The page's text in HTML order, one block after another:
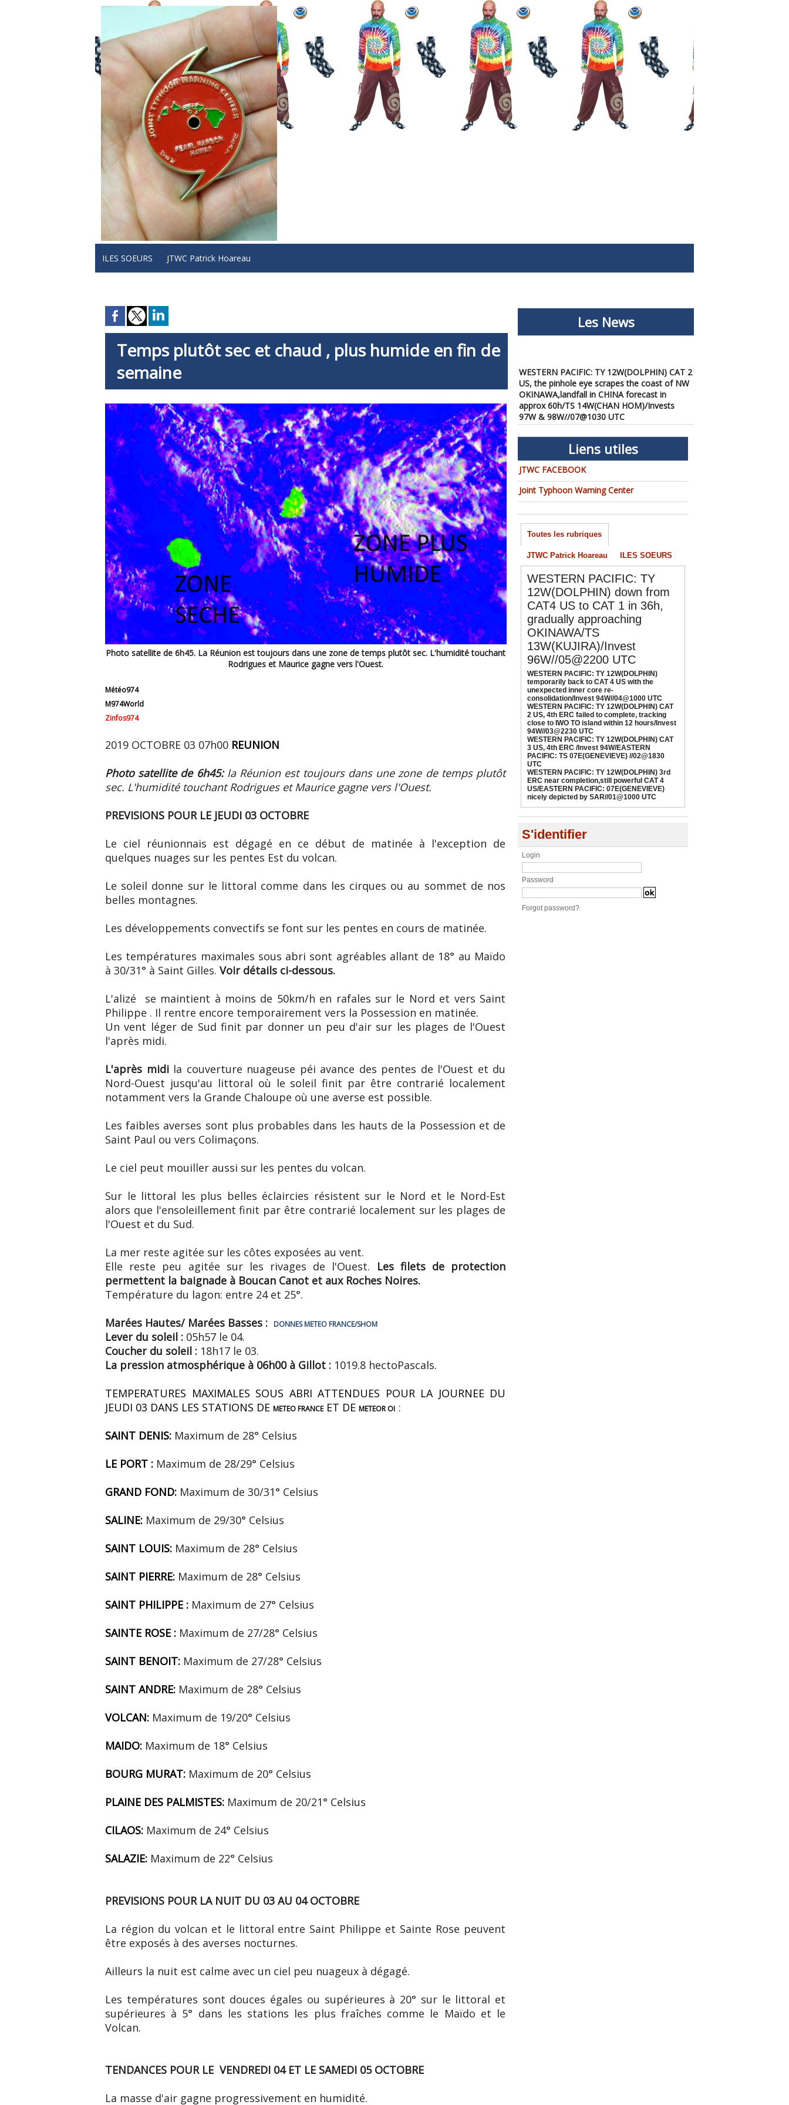
ILES SOEURS JTWC Patrick Hoareau
Temps plutôt sec et chaud , plus humide en fin de
semaine
Photo satellite de 6h45. La Réunion est toujours dans une zone de temps plutôt sec. L'humidité touchant
Rodrigues et Maurice gagne vers l'Ouest.
Météo974
M974World
Zinfos974
2019 OCTOBRE 03 07h00 REUNION
Photo satellite de 6h45: la Réunion est toujours dans une zone de temps plutôt
sec. L'humidité touchant Rodrigues et Maurice gagne vers l'Ouest.
PREVISIONS POUR LE JEUDI 03 OCTOBRE
Le ciel réunionnais est dégagé en ce début de matinée à l'exception de
quelques nuages sur les pentes Est du volcan.
Le soleil donne sur le littoral comme dans les cirques ou au sommet de nos
belles montagnes.
Les développements convectifs se font sur les pentes en cours de matinée.
Les températures maximales sous abri sont agréables allant de 18° au Maïdo
à 30/31° à Saint Gilles. Voir détails ci-dessous.
L'alizé se maintient à moins de 50km/h en rafales sur le Nord et vers Saint
Philippe . Il rentre encore temporairement vers la Possession en matinée.
Un vent léger de Sud finit par donner un peu d'air sur les plages de l'Ouest
l'après midi.
L'après midila couverture nuageuse péi avance des pentes de l'Ouest et du
Nord-Ouest jusqu'au littoral où le soleil finit par être contrarié localement
notamment vers la Grande Chaloupe où une averse est possible.
Les faibles averses sont plus probables dans les hauts de la Possession et de
Saint Paul ou vers Colimaçons.
Le ciel peut mouiller aussi sur les pentes du volcan.
Sur le littoral les plus belles éclaircies résistent sur le Nord et le Nord-Est
alors que l'ensoleillement finit par être contrarié localement sur les plages de
l'Ouest et du Sud.
La mer reste agitée sur les côtes exposées au vent.
Elle reste peu agitée sur les rivages de l'Ouest.
Les filets de protection
permettent la baignade à Boucan Canot et aux Roches Noires.
Température du lagon: entre 24 et 25°.
Marées Hautes/ Marées Basses : DONNES METEO FRANCE/SHOM
Lever du soleil : 05h57 le 04.
Coucher du soleil : 18h17 le 03.
La pression atmosphérique à 06h00 à Gillot : 1019.8 hectoPascals.
TEMPERATURES MAXIMALES SOUS ABRI ATTENDUES POUR LA JOURNEE DU
JEUDI 03 DANS LES STATIONS DE METEO FRANCE ET DE METEOR OI :
SAINT DENIS: Maximum de 28° Celsius
LE PORT : Maximum de 28/29° Celsius
GRAND FOND: Maximum de 30/31° Celsius
SALINE: Maximum de 29/30° Celsius
SAINT LOUIS: Maximum de 28° Celsius
SAINT PIERRE: Maximum de 28° Celsius
SAINT PHILIPPE : Maximum de 27° Celsius
SAINTE ROSE : Maximum de 27/28° Celsius
SAINT BENOIT: Maximum de 27/28° Celsius
SAINT ANDRE: Maximum de 28° Celsius
VOLCAN: Maximum de 19/20° Celsius
MAIDO: Maximum de 18° Celsius
BOURG MURAT: Maximum de 20° Celsius
PLAINE DES PALMISTES: Maximum de 20/21° Celsius
CILAOS: Maximum de 24° Celsius
SALAZIE: Maximum de 22° Celsius
PREVISIONS POUR LA NUIT DU 03 AU 04 OCTOBRE
La région du volcan et le littoral entre Saint Philippe et Sainte Rose peuvent
être exposés à des averses nocturnes.
Ailleurs la nuit est calme avec un ciel peu nuageux à dégagé.
Les températures sont douces égales ou supérieures à 20° sur le littoral et
supérieures à 5° dans les stations les plus fraîches comme le Maïdo et le
Volcan.
TENDANCES POUR LE VENDREDI 04 ET LE SAMEDI 05 OCTOBRE
La masse d'air gagne progressivement en humidité.
Les News
US, the pinhole eye scrapes the coast of NW
OKINAWA,landfall in CHINA forecast in
approx 60h/TS 14W(CHAN HOM)/Invests
97W & 98W//07@1030 UTC
08/07/2026 -PATRICK HOAREAU
WESTERN PACIFIC: TY 12W(DOLPHIN) down
from CAT4 US to CAT 1 in 36h, gradually
approaching OKINAWA/TS
13W(KUJIRA)/Invest 96W//05@2200 UTC
08/06/2026 -PATRICK HOAREAU
WESTERN PACIFIC: TY 12W(DOLPHIN)
temporarily back to CAT 4 US with the
unexpected inner core re-
consolidation/Invest 94W//04@1000 UTC
08/04/2026 PATRICK HOAREAU
WESTERN PACIFIC: TY 12W(DOLPHIN) CAT 2
US, 4th ERC failed to complete, tracking close
to IWO TO island within 12 hours/Invest
94W//03@2230 UTC
08/04/2026 - PATRICK HOAREAU
WESTERN PACIFIC: TY 12W(DOLPHIN) CAT 3
US, 4th ERC /Invest 94W/EASTERN PACIFIC:
TS 07E(GENEVIEVE) //02@1830 UTC
08/02/2026 - PATRICK HOAREAU
WESTERN PACIFIC: TY 12W(DOLPHIN) 3rd
ERC near completion,still powerful CAT 4
US/EASTERN PACIFIC: 07E(GENEVIEVE) nicely
depicted by SAR//01@1000 UTC
08/01/2026 -PATRICK HOAREAU
Liens utiles
JTWC FACEBOOK
Joint Typhoon Warning Center
Toutes les rubriques
JTWC Patrick Hoareau ILES SOEURS
WESTERN PACIFIC: TY
12W(DOLPHIN) down from
CAT4 US to CAT 1 in 36h,
gradually approaching
OKINAWA/TS
13W(KUJIRA)/Invest
96W//05@2200 UTC
WESTERN PACIFIC: TY 12W(DOLPHIN)
temporarily back to CAT 4 US with the
unexpected inner core re-
consolidation/Invest 94W//04@1000 UTC
WESTERN PACIFIC: TY 12W(DOLPHIN) CAT
2 US, 4th ERC failed to complete, tracking
close to IWO TO island within 12 hours/Invest
94W//03@2230 UTC
WESTERN PACIFIC: TY 12W(DOLPHIN) CAT
3 US, 4th ERC /Invest 94W/EASTERN
PACIFIC: TS 07E(GENEVIEVE) //02@1830
UTC
WESTERN PACIFIC: TY 12W(DOLPHIN) 3rd
ERC near completion,still powerful CAT 4
US/EASTERN PACIFIC: 07E(GENEVIEVE)
nicely depicted by SAR//01@1000 UTC
S'identifier
Login
Password
Forgot password?